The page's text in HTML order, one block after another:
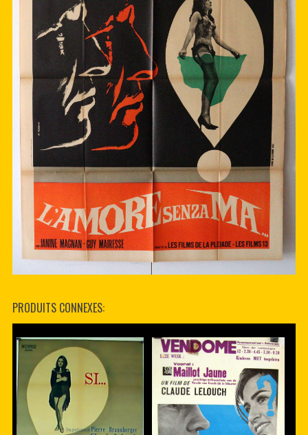
PRODUITS CONNEXES: